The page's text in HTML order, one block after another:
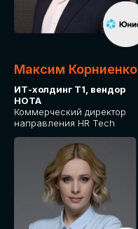
Максим Корниенко
ИТ-холдинг Т1, вендор
НОТА
Коммерческий директор
направления HR Tech